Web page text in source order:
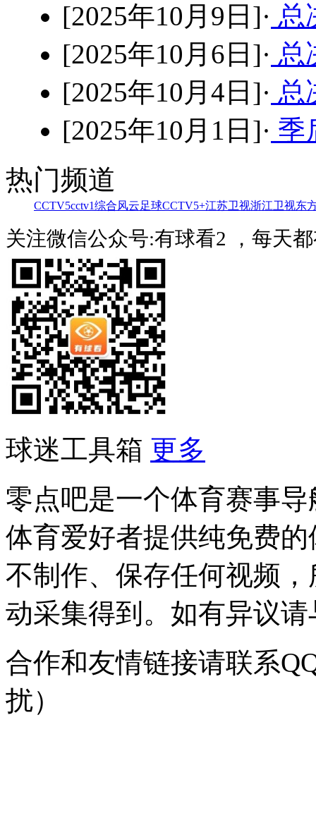
[2025年10月9日]· 总
[2025年10月6日]· 总
[2025年10月4日]· 总
[2025年10月1日]· 季
热门频道
CCTV5cctv1综合风云足球CCTV5+江苏卫视浙江卫视东
关注微信公众号:有球看2 ，每天
球迷工具箱 更多
零点吧是一个体育赛事
体育爱好者提供纯免费
不制作、保存任何视频
动采集得到。如有异议
合作和友情链接请联系
扰）